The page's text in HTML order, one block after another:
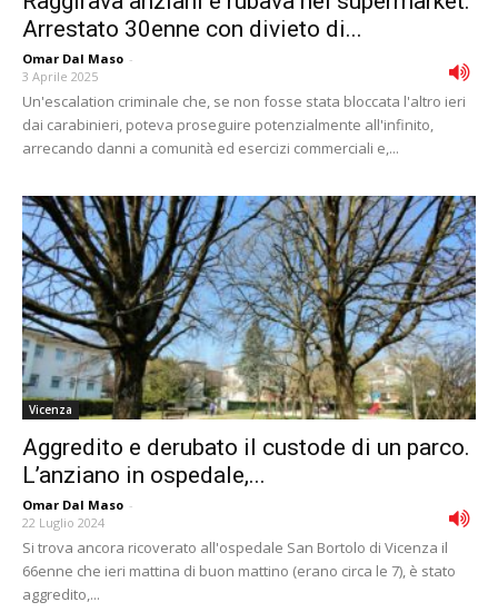
Arrestato 30enne con divieto di...
Omar Dal Maso -
3 Aprile 2025
Un'escalation criminale che, se non fosse stata bloccata l'altro ieri
dai carabinieri, poteva proseguire potenzialmente all'infinito,
arrecando danni a comunità ed esercizi commerciali e,...
Vicenza
Aggredito e derubato il custode di un parco.
L’anziano in ospedale,...
Omar Dal Maso -
22 Luglio 2024
Si trova ancora ricoverato all'ospedale San Bortolo di Vicenza il
66enne che ieri mattina di buon mattino (erano circa le 7), è stato
aggredito,...